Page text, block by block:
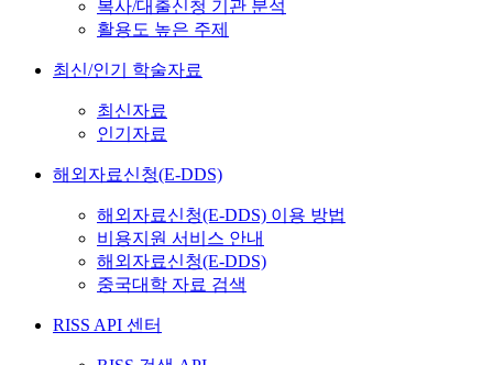
복사/대출신청 기관 분석
활용도 높은 주제
최신/인기 학술자료
최신자료
인기자료
해외자료신청(E-DDS)
해외자료신청(E-DDS) 이용 방법
비용지원 서비스 안내
해외자료신청(E-DDS)
중국대학 자료 검색
RISS API 센터